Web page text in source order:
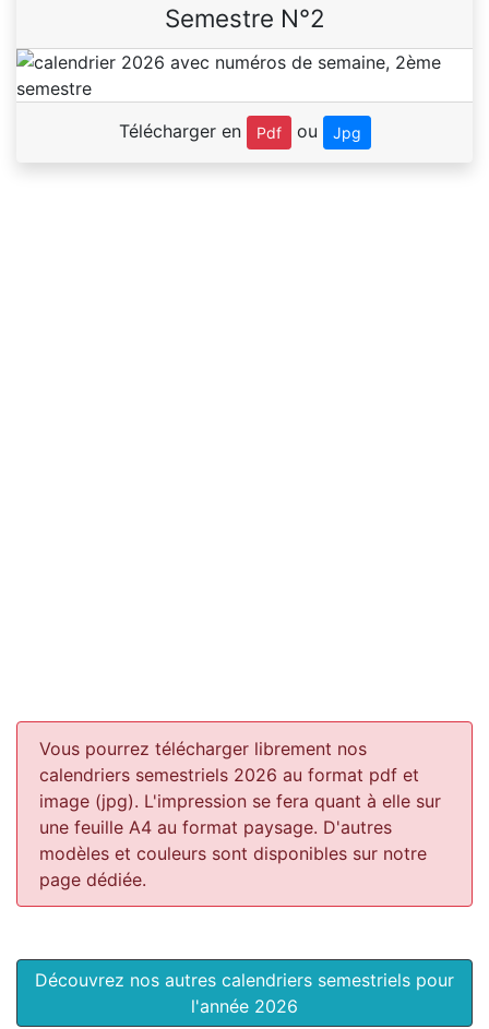
Semestre N°2
Télécharger en Pdf ou Jpg
Vous pourrez télécharger librement nos
calendriers semestriels 2026 au format pdf et
image (jpg). L'impression se fera quant à elle sur
une feuille A4 au format paysage. D'autres
modèles et couleurs sont disponibles sur notre
page dédiée.
Découvrez nos autres calendriers semestriels pour
l'année 2026